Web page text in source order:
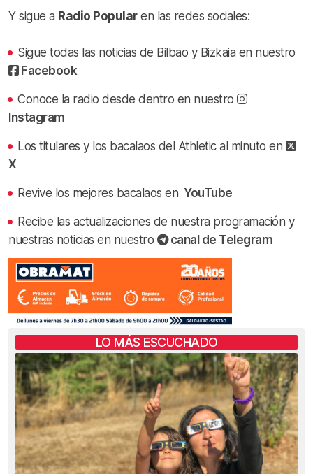
Y sigue a Radio Popularen las redes sociales:
Sigue todas las noticias de Bilbao y Bizkaia en nuestro
Facebook
Conoce la radio desde dentro en nuestro
Instagram
Los titulares y los bacalaos del Athletic al minuto en
X
Revive los mejores bacalaos en YouTube
Recibe las actualizaciones de nuestra programación y
nuestras noticias en nuestro
canal de Telegram
LO MÁS ESCUCHADO